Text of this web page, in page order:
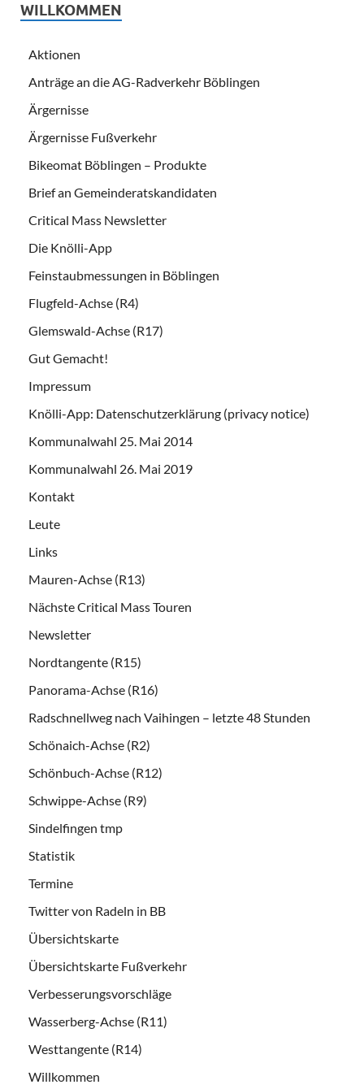
WILLKOMMEN
Aktionen
Anträge an die AG-Radverkehr Böblingen
Ärgernisse
Ärgernisse Fußverkehr
Bikeomat Böblingen – Produkte
Brief an Gemeinderatskandidaten
Critical Mass Newsletter
Die Knölli-App
Feinstaubmessungen in Böblingen
Flugfeld-Achse (R4)
Glemswald-Achse (R17)
Gut Gemacht!
Impressum
Knölli-App: Datenschutzerklärung (privacy notice)
Kommunalwahl 25. Mai 2014
Kommunalwahl 26. Mai 2019
Kontakt
Leute
Links
Mauren-Achse (R13)
Nächste Critical Mass Touren
Newsletter
Nordtangente (R15)
Panorama-Achse (R16)
Radschnellweg nach Vaihingen – letzte 48 Stunden
Schönaich-Achse (R2)
Schönbuch-Achse (R12)
Schwippe-Achse (R9)
Sindelfingen tmp
Statistik
Termine
Twitter von Radeln in BB
Übersichtskarte
Übersichtskarte Fußverkehr
Verbesserungsvorschläge
Wasserberg-Achse (R11)
Westtangente (R14)
Willkommen